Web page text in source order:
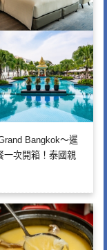
Bangkok～暹
一次開箱！泰國親